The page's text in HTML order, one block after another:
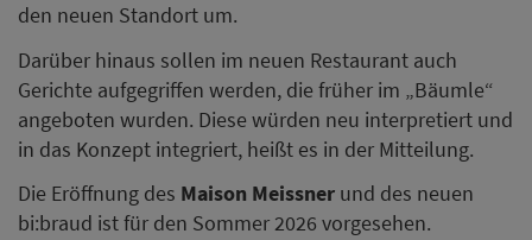
den neuen Standort um.
Darüber hinaus sollen im neuen Restaurant auch
Gerichte aufgegriffen werden, die früher im „Bäumle“
angeboten wurden. Diese würden neu interpretiert und
in das Konzept integriert, heißt es in der Mitteilung.
Die Eröffnung des Maison Meissner und des neuen
bi:braud ist für den Sommer 2026 vorgesehen.